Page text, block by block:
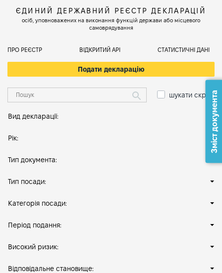
ЄДИНИЙ ДЕРЖАВНИЙ РЕЄСТР ДЕКЛАРАЦІЙ
осіб, уповноважених на виконання функцій держави або місцевого
самоврядування
ПРО РЕЄСТР ВІДКРИТИЙ АРІ СТАТИСТИЧНІ ДАНІ
Подати декларацію
шукати скрізь
Вид декларації:
Рік:
Тип документа:
Тип посади:
Категорія посади:
Період подання:
Високий ризик:
Відповідальне становище:
Зміст документа